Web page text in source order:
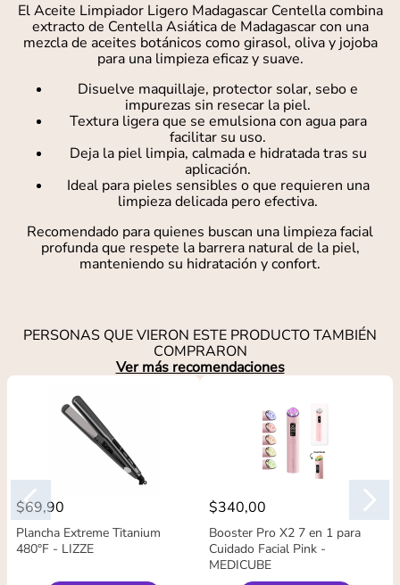
El Aceite Limpiador Ligero Madagascar Centella combina
extracto de Centella Asiática de Madagascar con una
mezcla de aceites botánicos como girasol, oliva y jojoba
para una limpieza eficaz y suave.
Disuelve maquillaje, protector solar, sebo e
impurezas sin resecar la piel.
Textura ligera que se emulsiona con agua para
facilitar su uso.
Deja la piel limpia, calmada e hidratada tras su
aplicación.
Ideal para pieles sensibles o que requieren una
limpieza delicada pero efectiva.
Recomendado para quienes buscan una limpieza facial
profunda que respete la barrera natural de la piel,
manteniendo su hidratación y confort.
PERSONAS QUE VIERON ESTE PRODUCTO TAMBIÉN
COMPRARON
Ver más recomendaciones
$69,90
Plancha Extreme Titanium
480°F - LIZZE
$340,00
Booster Pro X2 7 en 1 para
Cuidado Facial Pink -
MEDICUBE